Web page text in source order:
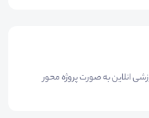
انلاین به صورت پروژه محور